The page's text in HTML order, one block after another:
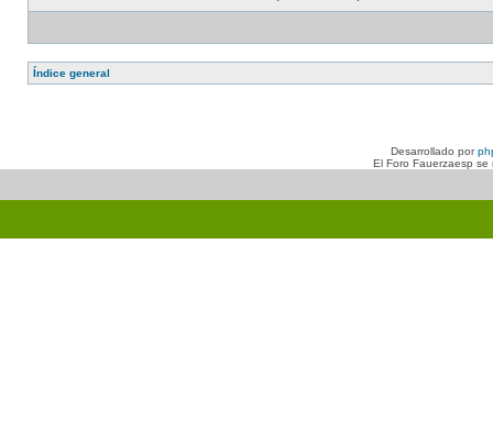
Índice general
Desarrollado por
El Foro Fauerzaesp